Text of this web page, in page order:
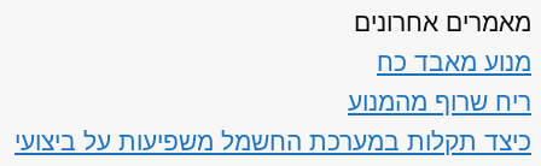
מאמרים אחרונים
מנוע מאבד כח
ריח שרוף מהמנוע
כיצד תקלות במערכת החשמל משפיעות על ביצועי